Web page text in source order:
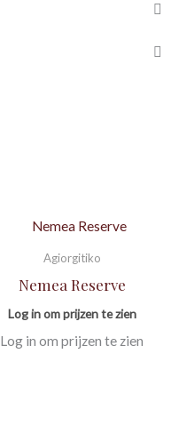
Agiorgitiko
Nemea Reserve
Log in om prijzen te zien
Log in om prijzen te zien